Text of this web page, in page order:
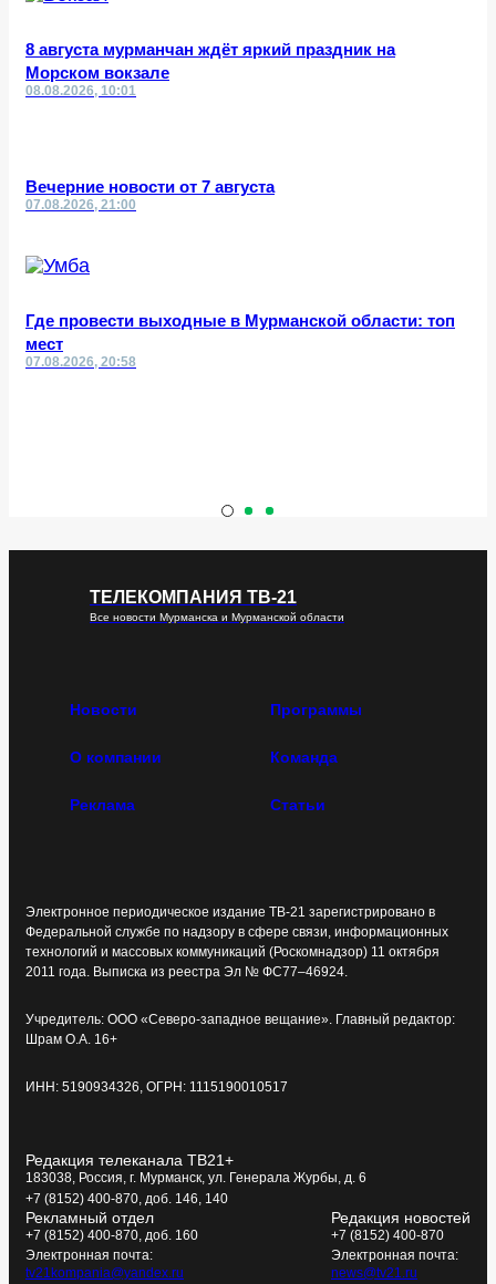
8 августа мурманчан ждёт яркий праздник на
Морском вокзале
08.08.2026, 10:01
Вечерние новости от 7 августа
07.08.2026, 21:00
Где провести выходные в Мурманской области: топ
мест
07.08.2026, 20:58
ТЕЛЕКОМПАНИЯ ТВ-21
Все новости Мурманска и Мурманской области
Новости Программы
О компании Команда
Реклама Статьи
Электронное периодическое издание ТВ-21 зарегистрировано в
Федеральной службе по надзору в сфере связи, информационных
технологий и массовых коммуникаций (Роскомнадзор) 11 октября
2011 года. Выписка из реестра Эл № ФС77–46924.
Учредитель: ООО «Северо-западное вещание». Главный редактор:
Шрам О.А. 16+
ИНН: 5190934326, ОГРН: 1115190010517
Редакция телеканала ТВ21+
183038, Россия, г. Мурманск, ул. Генерала Журбы, д. 6
+7 (8152) 400-870, доб. 146, 140
Рекламный отдел
+7 (8152) 400-870, доб. 160
Электронная почта:
tv21kompania@yandex.ru
Редакция новостей
+7 (8152) 400-870
Электронная почта:
news@tv21.ru